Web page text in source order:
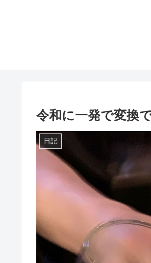
令和に一発で変換
日記